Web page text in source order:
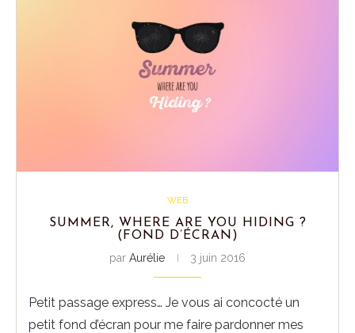
WEB
SUMMER, WHERE ARE YOU HIDING ?
(FOND D’ÉCRAN)
par Aurélie 3 juin 2016
Petit passage express… Je vous ai concocté un
petit fond d’écran pour me faire pardonner mes